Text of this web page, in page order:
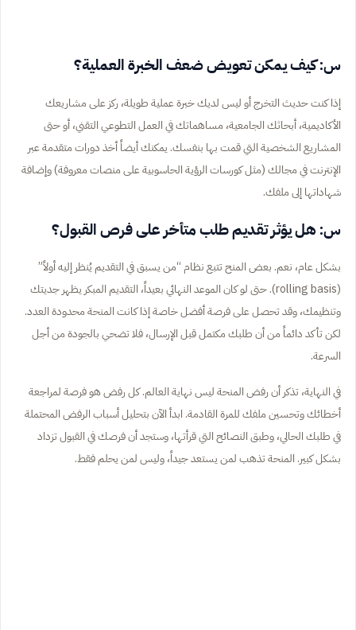
س: كيف يمكن تعويض ضعف الخبرة العملية؟
إذا كنت حديث التخرج أو ليس لديك خبرة عملية طويلة، ركز على مشاريعك
الأكاديمية، أبحاثك الجامعية، مساهماتك في العمل التطوعي التقني، أو حتى
المشاريع الشخصية التي قمت بها بنفسك. يمكنك أيضاً أخذ دورات متقدمة عبر
الإنترنت في مجالك (مثل كورسات الرؤية الحاسوبية على منصات معروفة) وإضافة
شهاداتها إلى ملفك.
س: هل يؤثر تقديم طلب متأخر على فرص القبول؟
بشكل عام، نعم. بعض المنح تتبع نظام “من يسبق في التقديم يُنظر إليه أولاً”
(rolling basis). حتى لو كان الموعد النهائي بعيداً، التقديم المبكر يظهر جديتك
وتنظيمك، وقد تحصل على فرصة أفضل خاصة إذا كانت المنحة محدودة العدد.
لكن تأكد دائماً من أن طلبك مكتمل قبل الإرسال، فلا تضحي بالجودة من أجل
السرعة.
في النهاية، تذكر أن رفض المنحة ليس نهاية العالم. كل رفض هو فرصة لمراجعة
أخطائك وتحسين ملفك للمرة القادمة. ابدأ الآن بتحليل أسباب الرفض المحتملة
في طلبك الحالي، وطبق النصائح التي قرأتها، وستجد أن فرصك في القبول تزداد
بشكل كبير. المنحة تذهب لمن يستعد جيداً، وليس لمن يحلم فقط.